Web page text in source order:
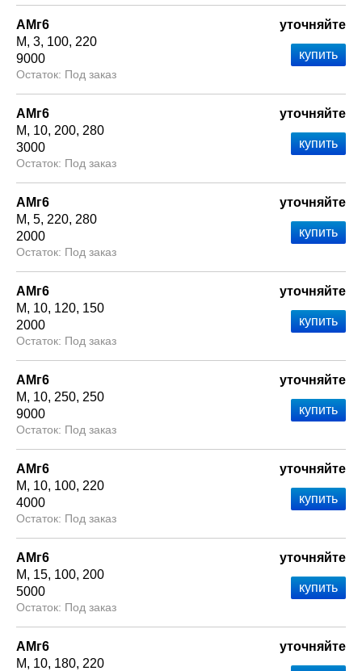
АМг6
М 3 100 220
9000
Под заказ
уточняйте
АМг6
М
10 200 280
3000
Под заказ
уточняйте
АМг6
М 5 220 280
2000
Под заказ
уточняйте
АМг6
М
10 120 150
2000
Под заказ
уточняйте
АМг6
М
10 250 250
9000
Под заказ
уточняйте
АМг6
М
10 100 220
4000
Под заказ
уточняйте
АМг6
М
15 100 200
5000
Под заказ
уточняйте
АМг6
М
10 180 220
уточняйте